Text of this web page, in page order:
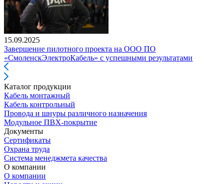
15.09.2025
Завершение пилотного проекта на ООО ПО
«СмоленскЭлектроКабель» с успешными результатами
Каталог продукции
Кабель монтажный
Кабель контрольный
Провода и шнуры различного назначения
Модульное ПВХ-покрытие
Документы
Сертификаты
Охрана труда
Система менеджмета качества
О компании
О компании